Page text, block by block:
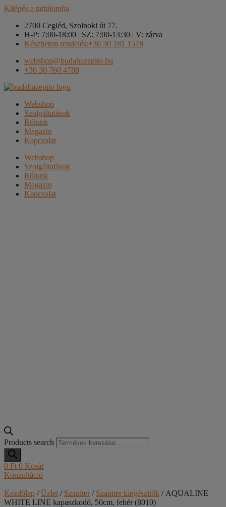
Kilépés a tartalomba
2700 Cegléd, Szolnoki út 77.
H-P: 7:00-18:00 | SZ: 7:00-13:30 | V: zárva
Készbeton rendelés:+36 30 181 1578
webshop@budahazepito.hu
+36 30 760 4788
Webshop
Szolgáltatások
Rólunk
Magazin
Kapcsolat
Webshop
Szolgáltatások
Rólunk
Magazin
Kapcsolat
Products search
0 Ft 0 Kosár
Konzultáció
Kezdőlap /Üzlet / Szaniter / Szaniter kiegészítők / AQUALINE
WHITE LINE kapaszkodó, 50cm, fehér (8010)